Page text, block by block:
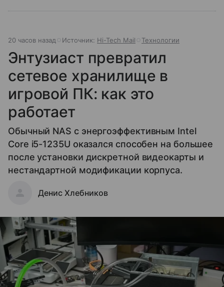
20 часов назад Источник: Hi-Tech Mail Технологии
Энтузиаст превратил
сетевое хранилище в
игровой ПК: как это
работает
Обычный NAS с энергоэффективным Intel
Core i5-1235U оказался способен на большее
после установки дискретной видеокарты и
нестандартной модификации корпуса.
Денис Хлебников